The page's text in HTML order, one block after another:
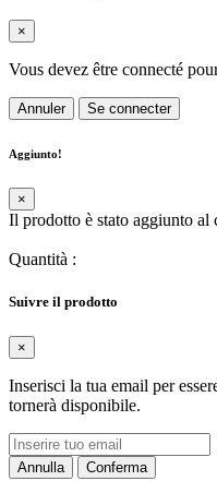
×
Vous devez être connecté
Annuler Se connecter
Aggiunto!
×
Il prodotto è stato aggiunto al
Quantità :
Suivre il prodotto
×
Inserisci la tua email per
tornerà disponibile.
Annulla Conferma